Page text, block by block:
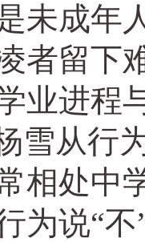
未成年
者留下
业进程
雪从行
相处中
为说“